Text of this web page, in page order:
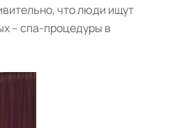
что люди ищут
– спа-процедуры в